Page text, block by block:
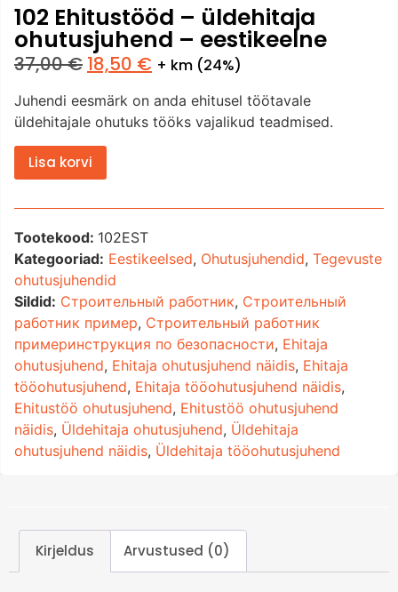
102 Ehitustööd – üldehitaja
ohutusjuhend – eestikeelne
37,00€ 18,50 € + km (24%)
Juhendi eesmärk on anda ehitusel töötavale
üldehitajale ohutuks tööks vajalikud teadmised.
Lisa korvi
Tootekood: 102EST
Kategooriad: Eestikeelsed, Ohutusjuhendid, Tegevuste
ohutusjuhendid
Sildid: Cтроительный работник, Cтроительный
работник пример, Cтроительный работник
примеринструкция по безопасности, Ehitaja
ohutusjuhend, Ehitaja ohutusjuhend näidis, Ehitaja
tööohutusjuhend, Ehitaja tööohutusjuhend näidis,
Ehitustöö ohutusjuhend, Ehitustöö ohutusjuhend
näidis, Üldehitaja ohutusjuhend, Üldehitaja
ohutusjuhend näidis, Üldehitaja tööohutusjuhend
Kirjeldus Arvustused (0)